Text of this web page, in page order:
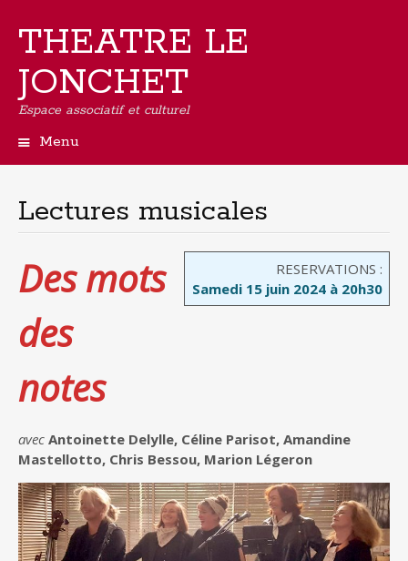
THEATRE LE
JONCHET
Espace associatif et culturel
Menu
principal
Lectures musicales
RESERVATIONS :
Samedi 15 juin 2024 à 20h30
Des mots
des
notes
avec Antoinette Delylle, Céline Parisot, Amandine
Mastellotto, Chris Bessou, Marion Légeron